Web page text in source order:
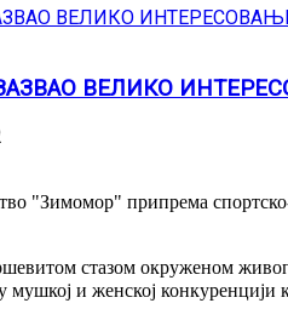
ВЕЛИКО
"Зимомор" припрема
стазом окруженом
мушкој и женској